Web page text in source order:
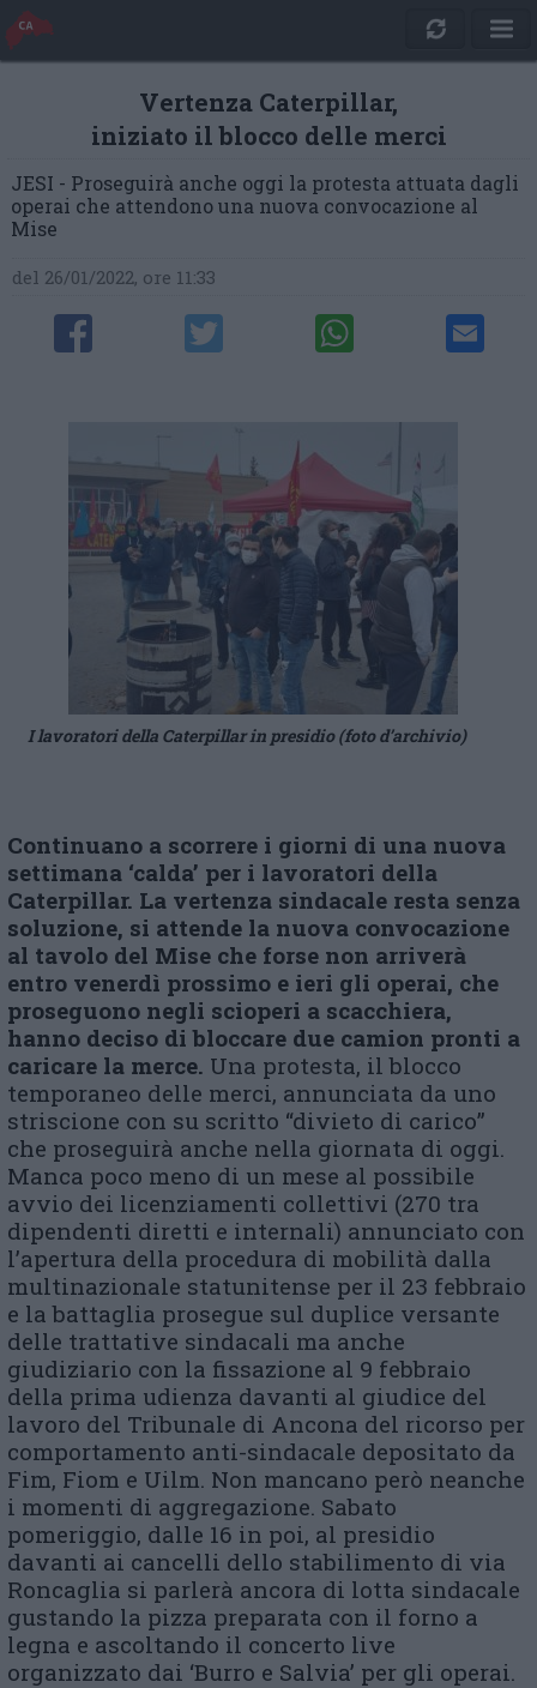
Vertenza Caterpillar,
iniziato il blocco delle merci
JESI - Proseguirà anche oggi la protesta attuata dagli
operai che attendono una nuova convocazione al
Mise
del 26/01/2022, ore 11:33
I lavoratori della Caterpillar in presidio (foto d’archivio)
Continuano a scorrere i giorni di una nuova
settimana ‘calda’ per i lavoratori della
Caterpillar. La vertenza sindacale resta senza
soluzione, si attende la nuova convocazione
al tavolo del Mise che forse non arriverà
entro venerdì prossimo e ieri gli operai, che
proseguono negli scioperi a scacchiera,
hanno deciso di bloccare due camion pronti a
caricare la merce. Una protesta, il blocco
temporaneo delle merci, annunciata da uno
striscione con su scritto “divieto di carico”
che proseguirà anche nella giornata di oggi.
Manca poco meno di un mese al possibile
avvio dei licenziamenti collettivi (270 tra
dipendenti diretti e internali) annunciato con
l’apertura della procedura di mobilità dalla
multinazionale statunitense per il 23 febbraio
e la battaglia prosegue sul duplice versante
delle trattative sindacali ma anche
giudiziario con la fissazione al 9 febbraio
della prima udienza davanti al giudice del
lavoro del Tribunale di Ancona del ricorso per
comportamento anti-sindacale depositato da
Fim, Fiom e Uilm. Non mancano però neanche
i momenti di aggregazione. Sabato
pomeriggio, dalle 16 in poi, al presidio
davanti ai cancelli dello stabilimento di via
Roncaglia si parlerà ancora di lotta sindacale
gustando la pizza preparata con il forno a
legna e ascoltando il concerto live
organizzato dai ‘Burro e Salvia’ per gli operai.